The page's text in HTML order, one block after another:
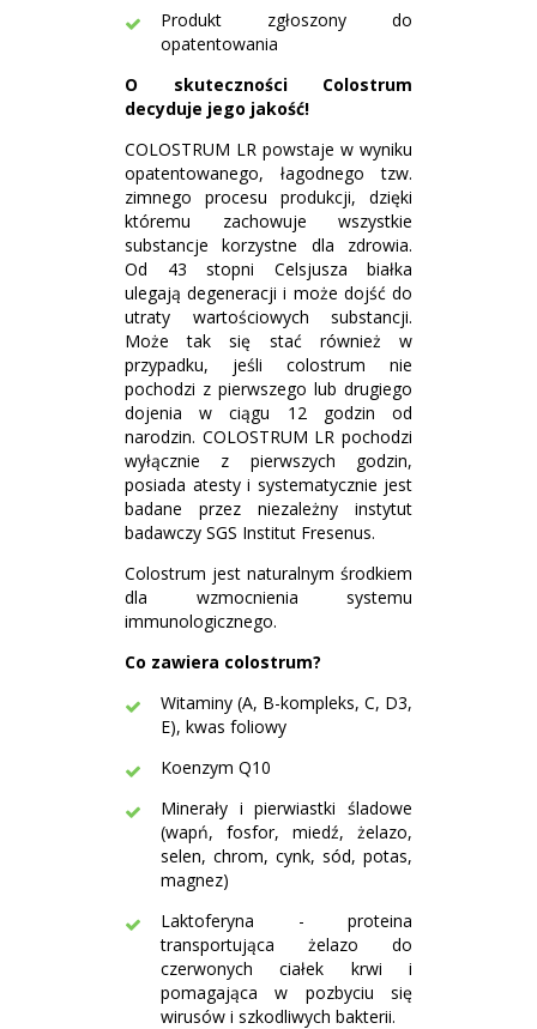
Produkt zgłoszony do
opatentowania
O skuteczności Colostrum
decyduje jego jakość!
COLOSTRUM LR powstaje w wyniku
opatentowanego, łagodnego tzw.
zimnego procesu produkcji, dzięki
któremu zachowuje wszystkie
substancje korzystne dla zdrowia.
Od 43 stopni Celsjusza białka
ulegają degeneracji i może dojść do
utraty wartościowych substancji.
Może tak się stać również w
przypadku, jeśli colostrum nie
pochodzi z pierwszego lub drugiego
dojenia w ciągu 12 godzin od
narodzin. COLOSTRUM LR pochodzi
wyłącznie z pierwszych godzin,
posiada atesty i systematycznie jest
badane przez niezależny instytut
badawczy SGS Institut Fresenus.
Colostrum jest naturalnym środkiem
dla wzmocnienia systemu
immunologicznego.
Co zawiera colostrum?
Witaminy (A, B-kompleks, C, D3,
E), kwas foliowy
Koenzym Q10
Minerały i pierwiastki śladowe
(wapń, fosfor, miedź, żelazo,
selen, chrom, cynk, sód, potas,
magnez)
Laktoferyna - proteina
transportująca żelazo do
czerwonych ciałek krwi i
pomagająca w pozbyciu się
wirusów i szkodliwych bakterii.